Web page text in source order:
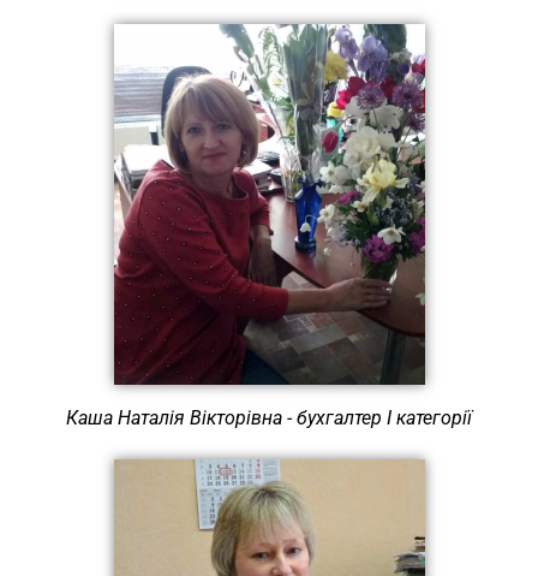
Каша Наталія Вікторівна - бухгалтер І категорії